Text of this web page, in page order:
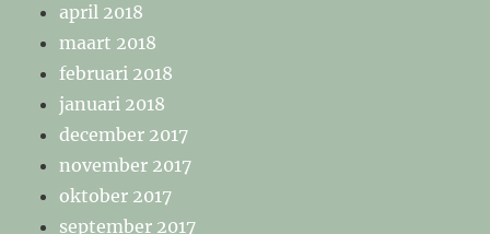
april 2018
maart 2018
februari 2018
januari 2018
december 2017
november 2017
oktober 2017
september 2017